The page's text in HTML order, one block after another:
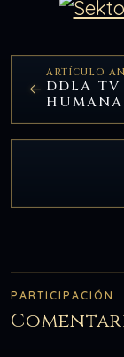
ARTÍCULO
DDLA TV
HUMANA
PARTICIPACIÓN